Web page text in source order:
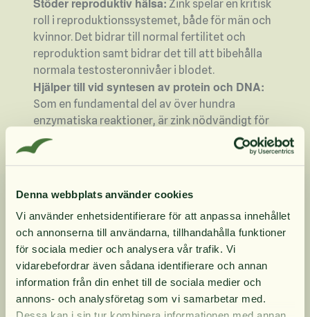
Denna webbplats använder cookies
Vi använder enhetsidentifierare för att anpassa innehållet
och annonserna till användarna, tillhandahålla funktioner
för sociala medier och analysera vår trafik. Vi
vidarebefordrar även sådana identifierare och annan
information från din enhet till de sociala medier och
annons- och analysföretag som vi samarbetar med.
Stöder reproduktiv hälsa: Zink spelar en kritisk
roll i reproduktionssystemet, både för män och
kvinnor. Det bidrar till normal fertilitet och
reproduktion samt bidrar det till att bibehålla
normala testosteronnivåer i blodet.
Hjälper till vid syntesen av protein och DNA:
Som en fundamental del av över hundra
enzymatiska reaktioner, är zink nödvändigt för
syntesen av protein och DNA, vilket främjar
celltillväxt och reparation.
Zink bidrar till normal fertilitet och reproduktion
Zink bidrar till normal proteinsyntes
Zink bidrar till att bibehålla normalt hår
Zink bidrar till att bibehålla normala naglar
Zink bidrar till att bibehålla normal hud
Zink bidrar till att bibehålla normala
testosteronnivåer i blodet
10% rabatt på
din första order